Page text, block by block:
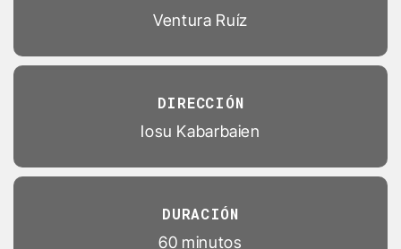
Ventura Ruíz
DIRECCIÓN
Iosu Kabarbaien
DURACIÓN
60 minutos